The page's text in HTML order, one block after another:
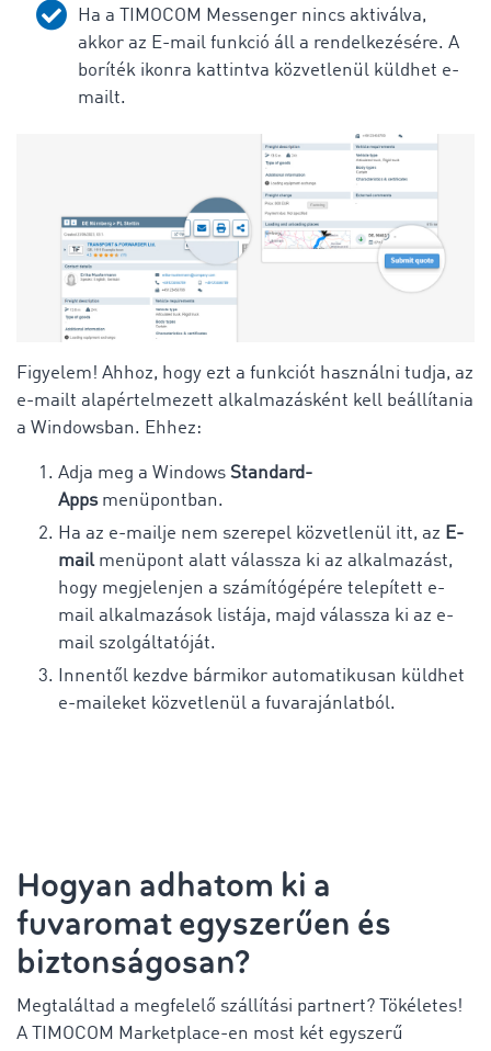
Ha a TIMOCOM Messenger nincs aktiválva,
akkor az E-mail funkció áll a rendelkezésére. A
boríték ikonra kattintva közvetlenül küldhet e-
mailt.
Figyelem! Ahhoz, hogy ezt a funkciót használni tudja, az
e-mailt alapértelmezett alkalmazásként kell beállítania
a Windowsban. Ehhez:
Adja meg a Windows Standard-
Appsmenüpontban.
Ha az e-mailje nem szerepel közvetlenül itt, az E-
mailmenüpont alatt válassza ki az alkalmazást,
hogy megjelenjen a számítógépére telepített e-
mail alkalmazások listája, majd válassza ki az e-
mail szolgáltatóját.
Innentől kezdve bármikor automatikusan küldhet
e-maileket közvetlenül a fuvarajánlatból.
Hogyan adhatom ki a
fuvaromat egyszerűen és
biztonságosan?
Megtaláltad a megfelelő szállítási partnert? Tökéletes!
A TIMOCOM Marketplace-en most két egyszerű